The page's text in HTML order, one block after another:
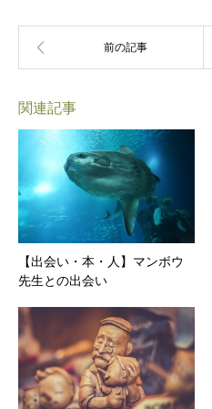
関連記事
【出会い・本・人】マンボウ
先生との出会い